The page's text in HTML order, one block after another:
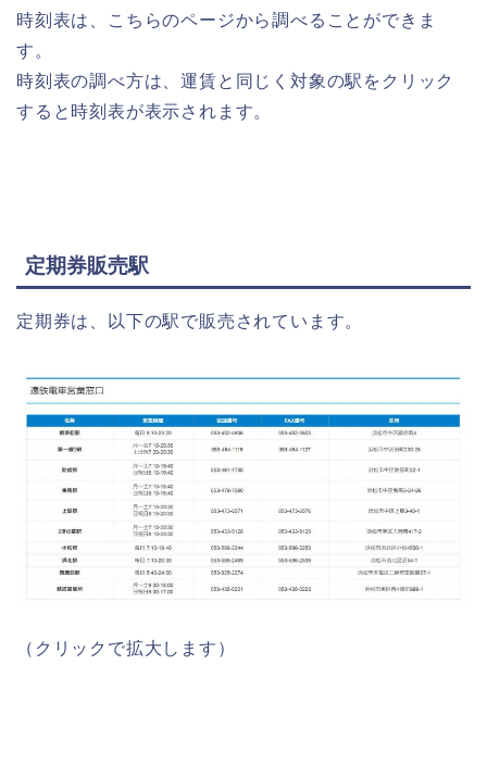
時刻表は、こちらのページから調べることができま
す。
時刻表の調べ方は、運賃と同じく対象の駅をクリック
すると時刻表が表示されます。
定期券販売駅
定期券は、以下の駅で販売されています。
（クリックで拡大します）